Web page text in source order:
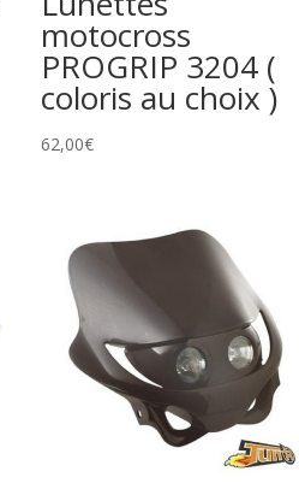
motocross
PROGRIP 3204 (
coloris au choix )
62,00€